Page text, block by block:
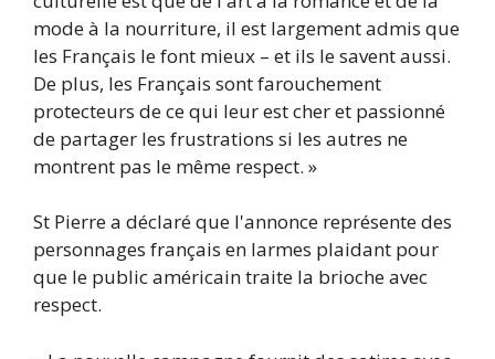
mode à la nourriture, il est largement admis que
les Français le font mieux – et ils le savent aussi.
De plus, les Français sont farouchement
protecteurs de ce qui leur est cher et passionné
de partager les frustrations si les autres ne
montrent pas le même respect. »
St Pierre a déclaré que l'annonce représente des
personnages français en larmes plaidant pour
que le public américain traite la brioche avec
respect.